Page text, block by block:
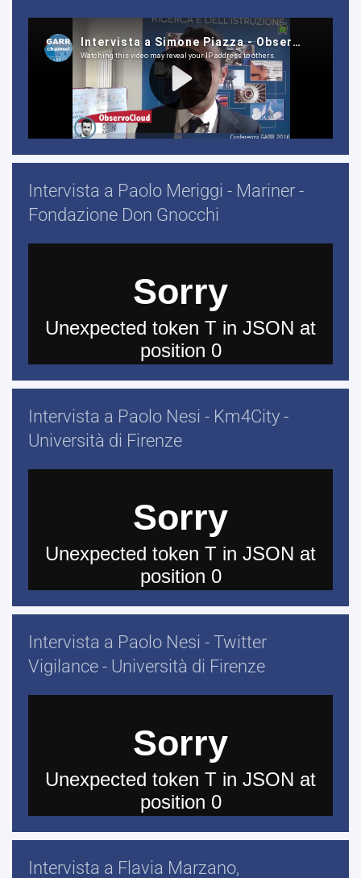
Intervista a Paolo Meriggi - Mariner -
Fondazione Don Gnocchi
Intervista a Paolo Nesi - Km4City -
Università di Firenze
Intervista a Paolo Nesi - Twitter
Vigilance - Università di Firenze
Intervista a Flavia Marzano,